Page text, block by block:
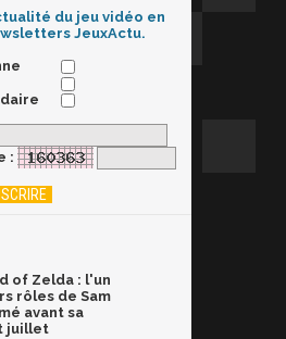
du jeu vidéo en
JeuxActu.
:
of Zelda : l'un
rôles de Sam
avant sa
juillet